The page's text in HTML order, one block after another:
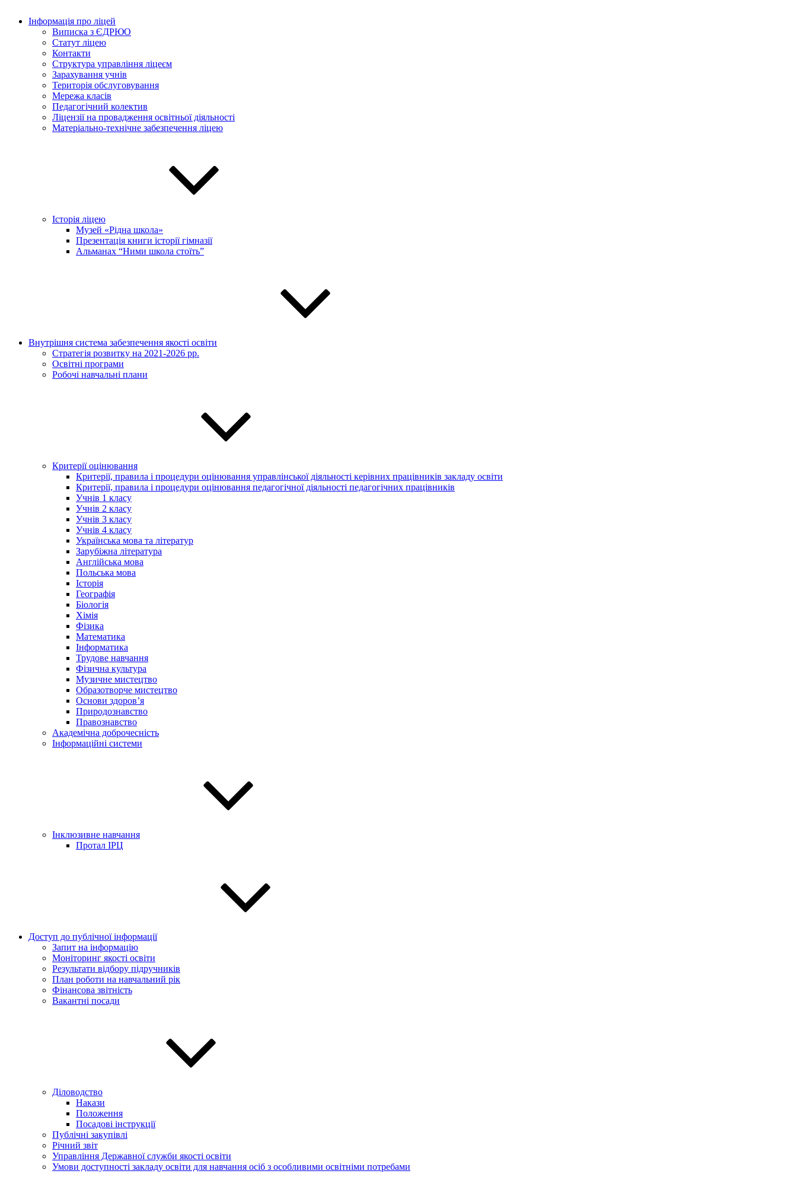
Інформація про ліцей
Виписка з ЄДРЮО
Статут ліцею
Контакти
Структура управління ліцеєм
Зарахування учнів
Територія обслуговування
Мережа класів
Педагогічний колектив
Ліцензії на провадження освітньої діяльності
Матеріально-технічне забезпечення ліцею
Історія ліцею
Музей «Рідна школа»
Презентація книги історії гімназії
Альманах “Ними школа стоїть”
Внутрішня система забезпечення якості освіти
Стратегія розвитку на 2021-2026 рр.
Освітні програми
Робочі навчальні плани
Критерії оцінювання
Критерії, правила і процедури оцінювання управлінської діяльності керівних працівників закладу освіти
Критерії, правила і процедури оцінювання педагогічної діяльності педагогічних працівників
Учнів 1 класу
Учнів 2 класу
Учнів 3 класу
Учнів 4 класу
Українська мова та літератур
Зарубіжна література
Англійська мова
Польська мова
Історія
Географія
Біологія
Хімія
Фізика
Математика
Інформатика
Трудове навчання
Фізична культура
Музичне мистецтво
Образотворче мистецтво
Основи здоров’я
Природознавство
Правознавство
Академічна доброчесність
Інформаційні системи
Інклюзивне навчання
Протал ІРЦ
Доступ до публічної інформації
Запит на інформацію
Моніторинг якості освіти
Результати відбору підручників
План роботи на навчальний рік
Фінансова звітність
Вакантні посади
Діловодство
Накази
Положення
Посадові інструкції
Публічні закупівлі
Річний звіт
Управління Державної служби якості освіти
Умови доступності закладу освіти для навчання осіб з особливими освітніми потребами